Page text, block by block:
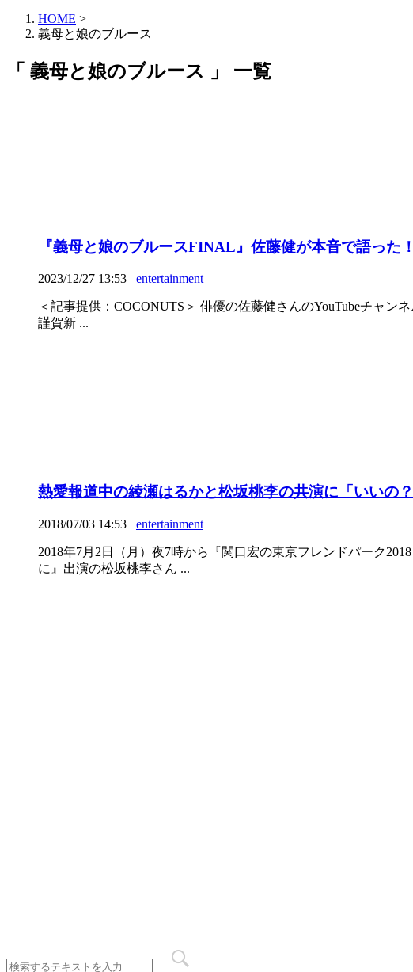
HOME >
義母と娘のブルース
「 義母と娘のブルース 」 一覧
『義母と娘のブルースFINAL』佐藤健が本音で語った
2023/12/27 13:53 entertainment
＜記事提供：COCONUTS＞ 俳優の佐藤健さんのYouTubeチャン
謹賀新 ...
熱愛報道中の綾瀬はるかと松坂桃李の共演に「いいの
2018/07/03 14:53 entertainment
2018年7月2日（月）夜7時から『関口宏の東京フレンドパーク
に』出演の松坂桃李さん ...